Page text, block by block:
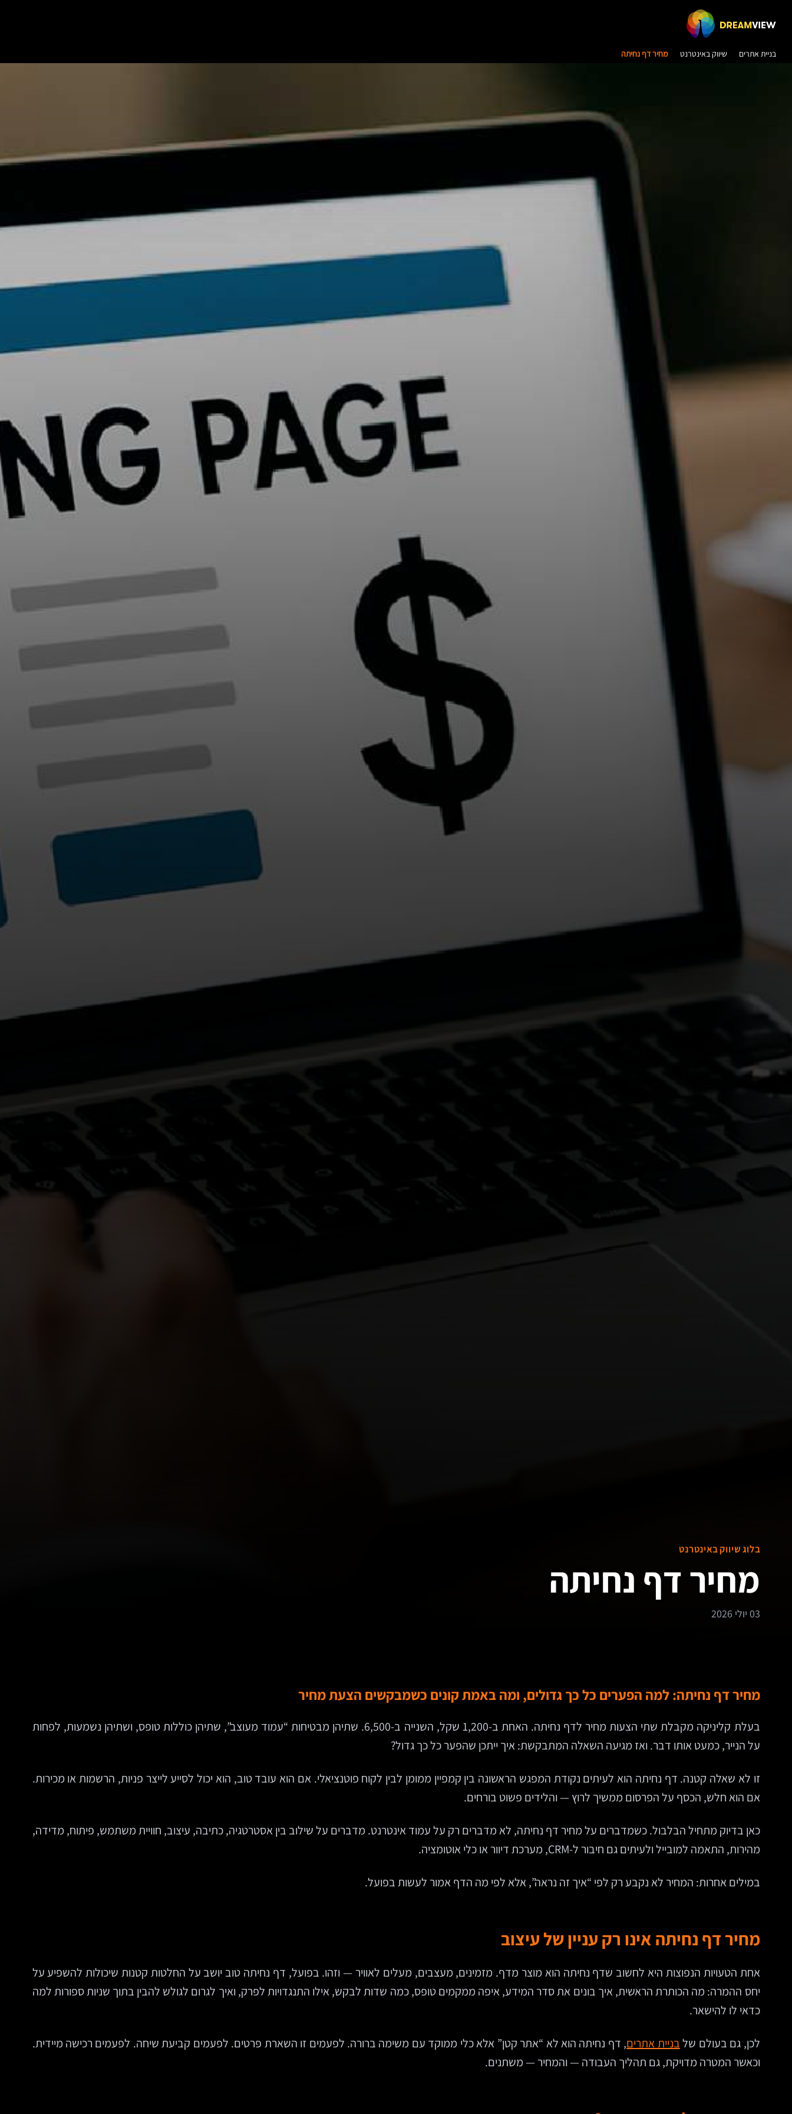
בניית אתרים שיווק באינטרנט מחיר דף נחיתה
בלוג שיווק באינטרנט
מחיר דף נחיתה
03 יולי 2026
מחיר דף נחיתה: למה הפערים כל כך גדולים, ומה באמת קונים כשמבקשים הצעת מחיר
בעלת קליניקה מקבלת שתי הצעות מחיר לדף נחיתה. האחת ב-1,200 שקל, השנייה ב-6,500. שתיהן מבטיחות “עמוד מעוצב”, שתיהן כוללות טופס, ושתיהן נשמעות, לפחות
על הנייר, כמעט אותו דבר. ואז מגיעה השאלה המתבקשת: איך ייתכן שהפער כל כך גדול?
זו לא שאלה קטנה. דף נחיתה הוא לעיתים נקודת המפגש הראשונה בין קמפיין ממומן לבין לקוח פוטנציאלי. אם הוא עובד טוב, הוא יכול לסייע לייצר פניות, הרשמות או מכירות.
אם הוא חלש, הכסף על הפרסום ממשיך לרוץ — והלידים פשוט בורחים.
כאן בדיוק מתחיל הבלבול. כשמדברים על מחיר דף נחיתה, לא מדברים רק על עמוד אינטרנט. מדברים על שילוב בין אסטרטגיה, כתיבה, עיצוב, חוויית משתמש, פיתוח, מדידה,
מהירות, התאמה למובייל ולעיתים גם חיבור ל-CRM, מערכת דיוור או כלי אוטומציה.
במילים אחרות: המחיר לא נקבע רק לפי “איך זה נראה”, אלא לפי מה הדף אמור לעשות בפועל.
מחיר דף נחיתה אינו רק עניין של עיצוב
אחת הטעויות הנפוצות היא לחשוב שדף נחיתה הוא מוצר מדף. מזמינים, מעצבים, מעלים לאוויר — וזהו. בפועל, דף נחיתה טוב יושב על החלטות קטנות שיכולות להשפיע על
יחס ההמרה: מה הכותרת הראשית, איך בונים את סדר המידע, איפה ממקמים טופס, כמה שדות לבקש, אילו התנגדויות לפרק, ואיך לגרום לגולש להבין בתוך שניות ספורות למה
כדאי לו להישאר.
לכן, גם בעולם שלבניית אתרים, דף נחיתה הוא לא “אתר קטן” אלא כלי ממוקד עם משימה ברורה. לפעמים זו השארת פרטים. לפעמים קביעת שיחה. לפעמים רכישה מיידית.
וכאשר המטרה מדויקת, גם תהליך העבודה — והמחיר — משתנים.